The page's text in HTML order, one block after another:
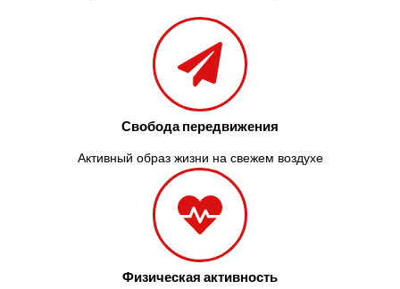
Свобода передвижения
Активный образ жизни на свежем воздухе
Физическая активность